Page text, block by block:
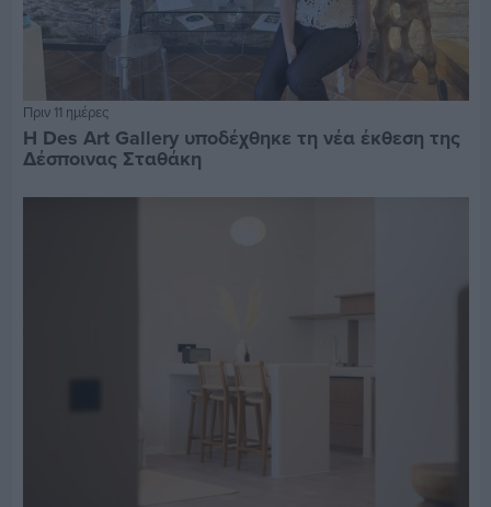
Πριν 11 ημέρες
Η Des Art Gallery υποδέχθηκε τη νέα έκθεση της
Δέσποινας Σταθάκη